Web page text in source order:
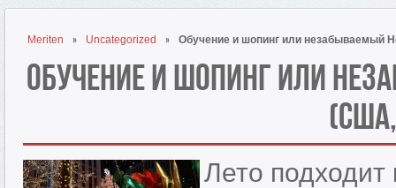
Meriten Uncategorized Обучение и шопинг или незабываемый
Обучение и шопинг или
Лето